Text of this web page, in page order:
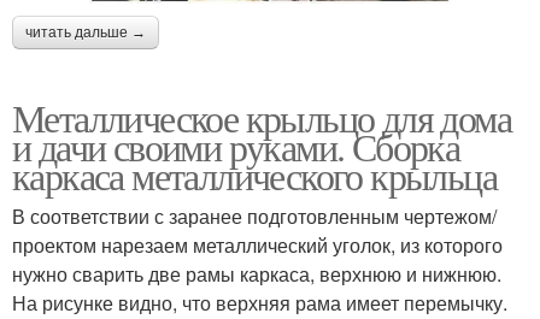
читать дальше →
Металлическое крыльцо для дома
и дачи своими руками. Сборка
каркаса металлического крыльца
В соответствии с заранее подготовленным чертежом/
проектом нарезаем металлический уголок, из которого
нужно сварить две рамы каркаса, верхнюю и нижнюю.
На рисунке видно, что верхняя рама имеет перемычку.